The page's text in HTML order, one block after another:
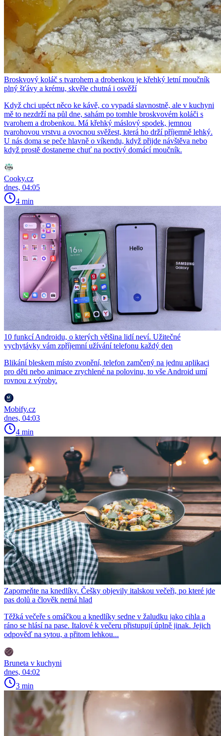
Broskvový koláč s tvarohem a drobenkou je křehký letní moučník
plný šťávy a krému, skvěle chutná i osvěží
Když chci upéct něco ke kávě, co vypadá slavnostně, ale v kuchyni
mě to nezdrží na půl dne, sahám po tomhle broskvovém koláči s
tvarohem a drobenkou. Má křehký máslový spodek, jemnou
tvarohovou vrstvu a ovocnou svěžest, která ho drží příjemně lehký.
U nás doma se peče hlavně o víkendu, když přijde návštěva nebo
když prostě dostaneme chuť na poctivý domácí moučník.
Cooky.cz
dnes, 04:05
4 min
10 funkcí Androidu, o kterých většina lidí neví. Užitečné
vychytávky vám zpříjemní užívání telefonu každý den
Blikání bleskem místo zvonění, telefon zamčený na jednu aplikaci
pro děti nebo animace zrychlené na polovinu, to vše Android umí
rovnou z výroby.
Mobify.cz
dnes, 04:03
4 min
Zapomeňte na knedlíky. Češky objevily italskou večeři, po které jde
pas dolů a člověk nemá hlad
Těžká večeře s omáčkou a knedlíky sedne v žaludku jako cihla a
ráno se hlásí na pase. Italové k večeru přistupují úplně jinak. Jejich
odpověď na sytou, a přitom lehkou...
Bruneta v kuchyni
dnes, 04:02
3 min